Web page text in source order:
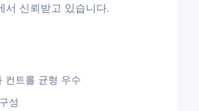
서 신뢰받고 있습니다.
컨트롤 균형 우수
성